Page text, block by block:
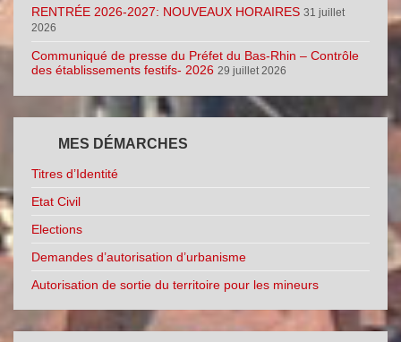
RENTRÉE 2026-2027: NOUVEAUX HORAIRES 31 juillet
2026
Communiqué de presse du Préfet du Bas-Rhin – Contrôle
des établissements festifs- 2026 29 juillet 2026
MES DÉMARCHES
Titres d’Identité
Etat Civil
Elections
Demandes d’autorisation d’urbanisme
Autorisation de sortie du territoire pour les mineurs